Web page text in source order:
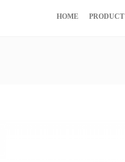
HOME PRODUCT